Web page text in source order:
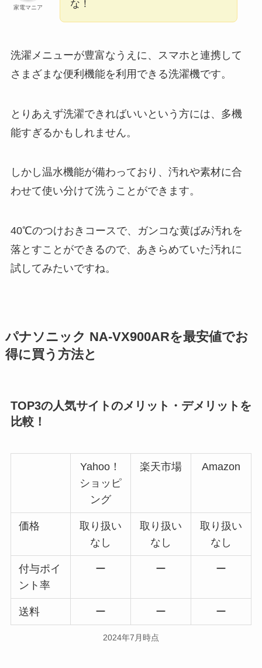
家電マニア な！
洗濯メニューが豊富なうえに、スマホと連携して
さまざまな便利機能を利用できる洗濯機です。
とりあえず洗濯できればいいという方には、多機
能すぎるかもしれません。
しかし温水機能が備わっており、汚れや素材に合
わせて使い分けて洗うことができます。
40℃のつけおきコースで、ガンコな黄ばみ汚れを
落とすことができるので、あきらめていた汚れに
試してみたいですね。
パナソニック NA-VX900ARを最安値でお
得に買う方法と
TOP3の人気サイトのメリット・デメリットを
比較！
Yahoo！
ショッピ
ング
楽天市場 Amazon
価格
取り扱い
なし
取り扱い
なし
取り扱い
なし
付与ポイ
ント率
ー ー ー
送料 ー ー ー
2024年7月時点